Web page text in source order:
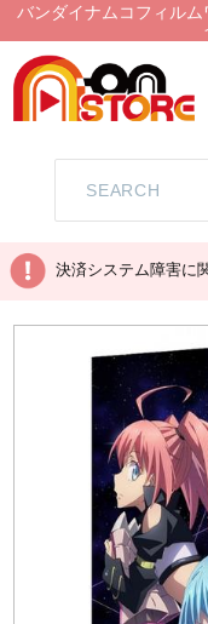
バンダイナムコフィル
決済システム障害に